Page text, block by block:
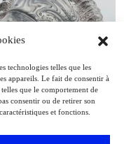
technologies telles que les
appareils. Le fait de consentir à
que le comportement de
consentir ou de retirer son
et fonctions.